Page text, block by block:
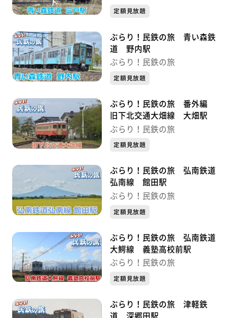
定額見放題
ぶらり！民鉄の旅 青い森鉄
道 野内駅
ぶらり！民鉄の旅
定額見放題
ぶらり！民鉄の旅 番外編
旧下北交通大畑線 大畑駅
ぶらり！民鉄の旅
定額見放題
ぶらり！民鉄の旅 弘南鉄道
弘南線 館田駅
ぶらり！民鉄の旅
定額見放題
ぶらり！民鉄の旅 弘南鉄道
大鰐線 義塾高校前駅
ぶらり！民鉄の旅
定額見放題
ぶらり！民鉄の旅 津軽鉄
道 深郷田駅